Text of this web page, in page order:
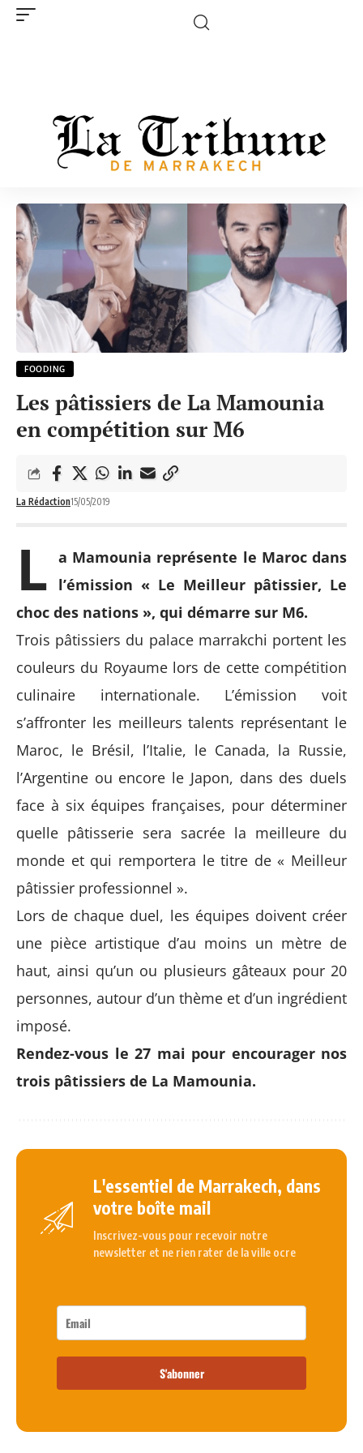
FOODING
Les pâtissiers de La Mamounia
en compétition sur M6
La Rédaction15/05/2019
L a Mamounia représente le Maroc dans
l’émission « Le Meilleur pâtissier, Le
choc des nations », qui démarre sur M6.
Trois pâtissiers du palace marrakchi portent les
couleurs du Royaume lors de cette compétition
culinaire internationale. L’émission voit
s’affronter les meilleurs talents représentant le
Maroc, le Brésil, l’Italie, le Canada, la Russie,
l’Argentine ou encore le Japon, dans des duels
face à six équipes françaises, pour déterminer
quelle pâtisserie sera sacrée la meilleure du
monde et qui remportera le titre de « Meilleur
pâtissier professionnel ».
Lors de chaque duel, les équipes doivent créer
une pièce artistique d’au moins un mètre de
haut, ainsi qu’un ou plusieurs gâteaux pour 20
personnes, autour d’un thème et d’un ingrédient
imposé.
Rendez-vous le 27 mai pour encourager nos
trois pâtissiers de La Mamounia.
L'essentiel de Marrakech, dans
votre boîte mail
Inscrivez-vous pour recevoir notre
newsletter et ne rien rater de la ville ocre
S'abonner